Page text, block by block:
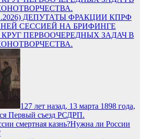
ДЕПУТАТЫ ФРАКЦИИ КПРФ
СЕССИЕЙ НА БРИФИНГЕ
ПЕРВООЧЕРЕДНЫХ ЗАДАЧ В
127 лет назад, 13 марта 1898 года,
Первый съезд РСДРП.
Нужна ли России